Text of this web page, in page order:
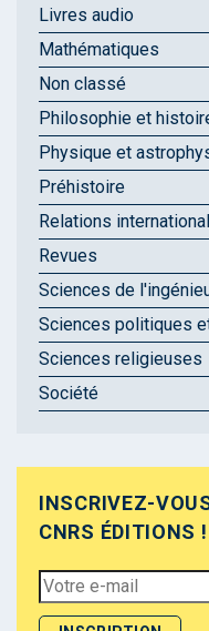
Livres audio
Mathématiques
Non classé
Philosophie et
Physique et
Préhistoire
Relations
Revues
Sciences de
Sciences politiques
Sciences religieuses
Société
INSCRIVEZ-
CNRS ÉDITIONS !